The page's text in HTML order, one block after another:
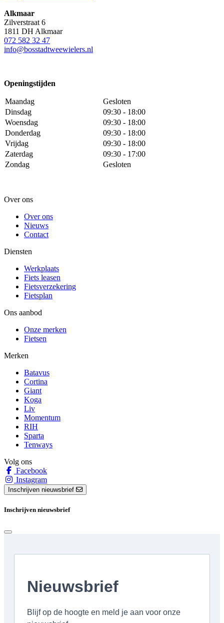
Alkmaar
Zilverstraat 6
1811 DH Alkmaar
072 582 32 47
info@bosstadtweewielers.nl
Openingstijden
Maandag
Gesloten
Dinsdag
09:30 - 18:00
Woensdag
09:30 - 18:00
Donderdag
09:30 - 18:00
Vrijdag
09:30 - 18:00
Zaterdag
09:30 - 17:00
Zondag
Gesloten
Over ons
Over ons
Nieuws
Contact
Diensten
Werkplaats
Fiets leasen
Fietsverzekering
Fietsplan
Ons aanbod
Onze merken
Fietsen
Merken
Batavus
Cortina
Giant
Koga
Liv
Momentum
RIH
Sparta
Tenways
Volg ons
Facebook
Instagram
Inschrijven nieuwsbrief
Inschrijven nieuwsbrief